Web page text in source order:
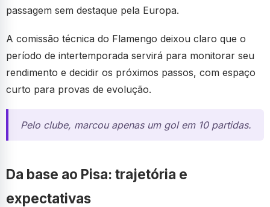
passagem sem destaque pela Europa.
A comissão técnica do Flamengo deixou claro que o
período de intertemporada servirá para monitorar seu
rendimento e decidir os próximos passos, com espaço
curto para provas de evolução.
Pelo clube, marcou apenas um gol em 10 partidas.
Da base ao Pisa: trajetória e
expectativas